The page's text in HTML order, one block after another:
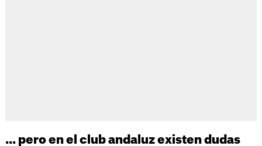
... pero en el club andaluz existen dudas